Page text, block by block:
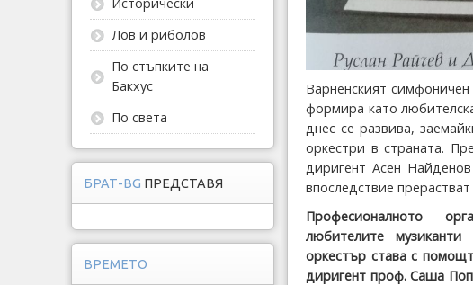
Варненският
формира като
днес се развива,
оркестри в страната.
диригент Асен
впоследствие
Професионалното
любителите
оркестър става с
диригент проф. Саша
Лов и риболов
По стъпките на
Бакхус
По света
БРАТ-BG ПРЕДСТАВЯ
ВРЕМЕТО